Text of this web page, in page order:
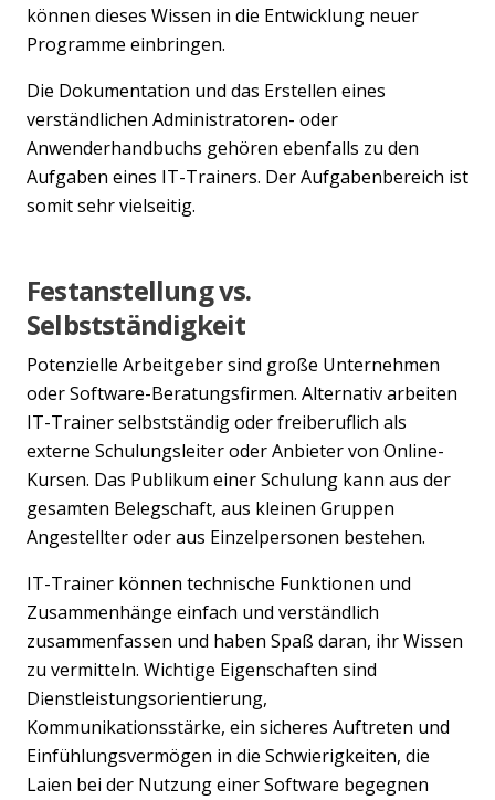
Previous
können dieses Wissen in die Entwicklung neuer
Programme einbringen.
Die Dokumentation und das Erstellen eines
verständlichen Administratoren- oder
Anwenderhandbuchs gehören ebenfalls zu den
Aufgaben eines IT-Trainers. Der Aufgabenbereich ist
somit sehr vielseitig.
Festanstellung vs.
Selbstständigkeit
Potenzielle Arbeitgeber sind große Unternehmen
oder Software-Beratungsfirmen. Alternativ arbeiten
IT-Trainer selbstständig oder freiberuflich als
externe Schulungsleiter oder Anbieter von Online-
Kursen. Das Publikum einer Schulung kann aus der
gesamten Belegschaft, aus kleinen Gruppen
Angestellter oder aus Einzelpersonen bestehen.
IT-Trainer können technische Funktionen und
Zusammenhänge einfach und verständlich
zusammenfassen und haben Spaß daran, ihr Wissen
zu vermitteln. Wichtige Eigenschaften sind
Dienstleistungsorientierung,
Kommunikationsstärke, ein sicheres Auftreten und
Einfühlungsvermögen in die Schwierigkeiten, die
Laien bei der Nutzung einer Software begegnen